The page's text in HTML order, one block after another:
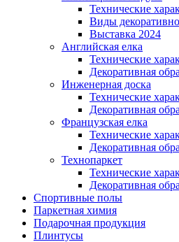
Технические
Виды
Выставка 2024
Английская елка
Технические
Декоративная
Инженерная доска
Технические
Декоративная
Французская елка
Технические
Декоративная
Технопаркет
Технические
Декоративная
Спортивные полы
Паркетная химия
Подарочная продукция
Плинтусы